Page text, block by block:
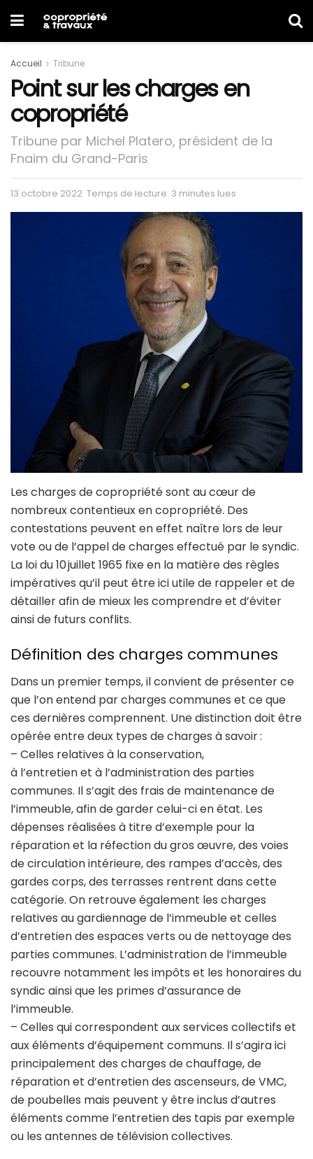
Accueil Tribune
Point sur les charges en
copropriété
Tribune par Michel Platero, président de la
Fnaim du Grand-Paris
13 octobre 2022 Temps de lecture: 3 minutes lues
Les charges de copropriété sont au cœur de
nombreux contentieux en copropriété. Des
contestations peuvent en effet naître lors de leur
vote ou de l’appel de charges effectué par le syndic.
La loi du 10 juillet 1965 fixe en la matière des règles
impératives qu’il peut être ici utile de rappeler et de
détailler afin de mieux les comprendre et d’éviter
ainsi de futurs conflits.
Définition des charges communes
Dans un premier temps, il convient de présenter ce
que l’on entend par charges communes et ce que
ces dernières comprennent. Une distinction doit être
opérée entre deux types de charges à savoir :
– Celles relatives à la conservation,
à l’entretien et à l’administration des parties
communes. Il s’agit des frais de maintenance de
l’immeuble, afin de garder celui-ci en état. Les
dépenses réalisées à titre d’exemple pour la
réparation et la réfection du gros œuvre, des voies
de circulation intérieure, des rampes d’accès, des
gardes corps, des terrasses rentrent dans cette
catégorie. On retrouve également les charges
relatives au gardiennage de l’immeuble et celles
d’entretien des espaces verts ou de nettoyage des
parties communes. L’administration de l’immeuble
recouvre notamment les impôts et les honoraires du
syndic ainsi que les primes d’assurance de
l’immeuble.
– Celles qui correspondent aux services collectifs et
aux éléments d’équipement communs. Il s’agira ici
principalement des charges de chauffage, de
réparation et d’entretien des ascenseurs, de VMC,
de poubelles mais peuvent y être inclus d’autres
éléments comme l’entretien des tapis par exemple
ou les antennes de télévision collectives.